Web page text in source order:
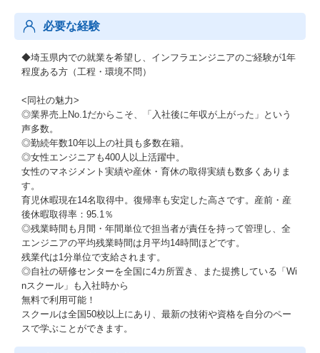
必要な経験
◆埼玉県内での就業を希望し、インフラエンジニアのご経験が1年
程度ある方（工程・環境不問）
<同社の魅力>
◎業界売上No.1だからこそ、「入社後に年収が上がった」という
声多数。
◎勤続年数10年以上の社員も多数在籍。
◎女性エンジニアも400人以上活躍中。
女性のマネジメント実績や産休・育休の取得実績も数多くありま
す。
育児休暇現在14名取得中。復帰率も安定した高さです。産前・産
後休暇取得率：95.1％
◎残業時間も月間・年間単位で担当者が責任を持って管理し、全
エンジニアの平均残業時間は月平均14時間ほどです。
残業代は1分単位で支給されます。
◎自社の研修センターを全国に4カ所置き、また提携している「Wi
nスクール」も入社時から
無料で利用可能！
スクールは全国50校以上にあり、最新の技術や資格を自分のペー
スで学ぶことができます。